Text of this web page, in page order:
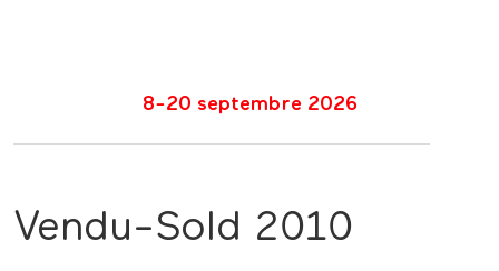
8-20 septembre 2026
Vendu-Sold 2010